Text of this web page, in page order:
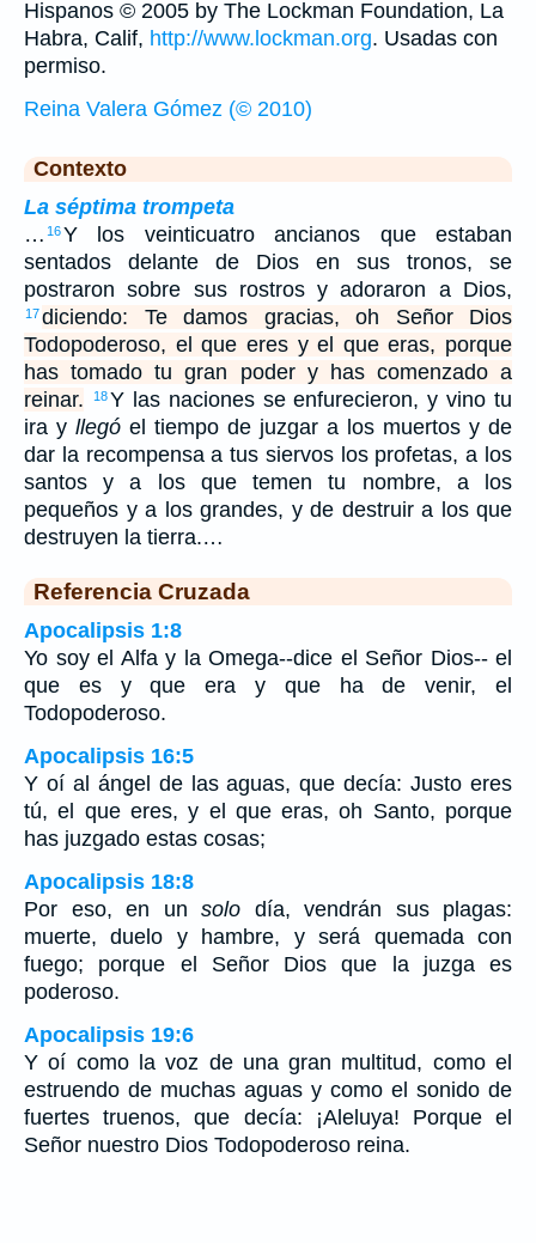
Hispanos © 2005 by The Lockman Foundation, La
Habra, Calif, http://www.lockman.org. Usadas con
permiso.
Reina Valera Gómez (© 2010)
Contexto
La séptima trompeta
… 16Y los veinticuatro ancianos que estaban
sentados delante de Dios en sus tronos, se
postraron sobre sus rostros y adoraron a Dios,
17diciendo: Te damos gracias, oh Señor Dios
Todopoderoso, el que eres y el que eras, porque
has tomado tu gran poder y has comenzado a
reinar.
18Y las naciones se enfurecieron, y vino tu
ira y llegó el tiempo de juzgar a los muertos y de
dar la recompensa a tus siervos los profetas, a los
santos y a los que temen tu nombre, a los
pequeños y a los grandes, y de destruir a los que
destruyen la tierra.…
Referencia Cruzada
Apocalipsis 1:8
Yo soy el Alfa y la Omega--dice el Señor Dios-- el
que es y que era y que ha de venir, el
Todopoderoso.
Apocalipsis 16:5
Y oí al ángel de las aguas, que decía: Justo eres
tú, el que eres, y el que eras, oh Santo, porque
has juzgado estas cosas;
Apocalipsis 18:8
Por eso, en un solo día, vendrán sus plagas:
muerte, duelo y hambre, y será quemada con
fuego; porque el Señor Dios que la juzga es
poderoso.
Apocalipsis 19:6
Y oí como la voz de una gran multitud, como el
estruendo de muchas aguas y como el sonido de
fuertes truenos, que decía: ¡Aleluya! Porque el
Señor nuestro Dios Todopoderoso reina.